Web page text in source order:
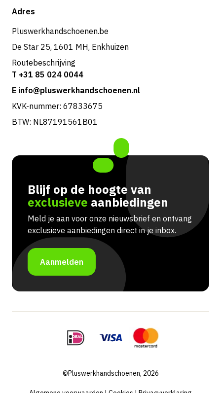
Retouren & service
Shop
Adres
Pluswerkhandschoenen.be
De Star 25, 1601 MH, Enkhuizen
Routebeschrijving
T +31 85 024 0044
E info@pluswerkhandschoenen.nl
KVK-nummer: 67833675
BTW: NL87191561B01
Blijf op de hoogte van
exclusieve aanbiedingen
Meld je aan voor onze nieuwsbrief en ontvang
exclusieve aanbiedingen direct in je inbox.
Aanmelden
©Pluswerkhandschoenen, 2026